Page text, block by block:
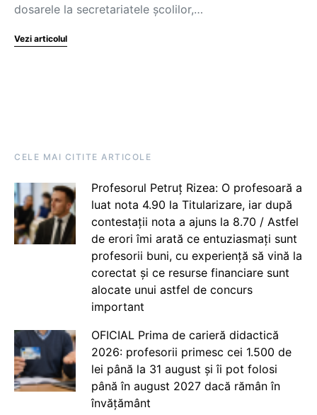
dosarele la secretariatele școlilor,…
Vezi articolul
CELE MAI CITITE ARTICOLE
Profesorul Petruț Rizea: O profesoară a
luat nota 4.90 la Titularizare, iar după
contestații nota a ajuns la 8.70 / Astfel
de erori îmi arată ce entuziasmați sunt
profesorii buni, cu experiență să vină la
corectat și ce resurse financiare sunt
alocate unui astfel de concurs
important
OFICIAL Prima de carieră didactică
2026: profesorii primesc cei 1.500 de
lei până la 31 august și îi pot folosi
până în august 2027 dacă rămân în
învățământ